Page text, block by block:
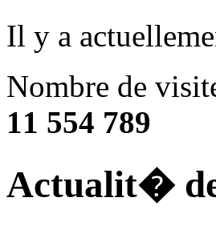
Il y a
Nombre de
11 554 789
Actualit�